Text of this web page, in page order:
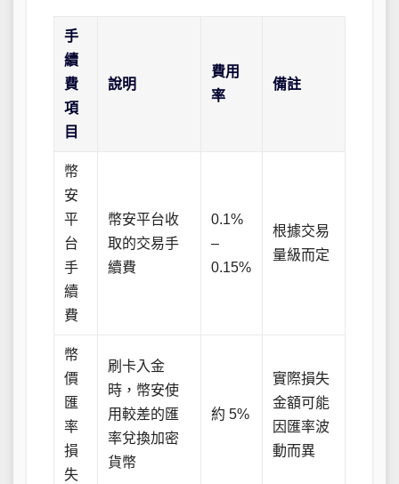
手
續
費
項
目
說明
費用
率
備註
幣
安
平
台
手
續
費
幣安平台收
取的交易手
續費
0.1%
–
0.15%
根據交易
量級而定
幣
價
匯
率
損
失
刷卡入金
時，幣安使
用較差的匯
率兌換加密
貨幣
約 5%
實際損失
金額可能
因匯率波
動而異